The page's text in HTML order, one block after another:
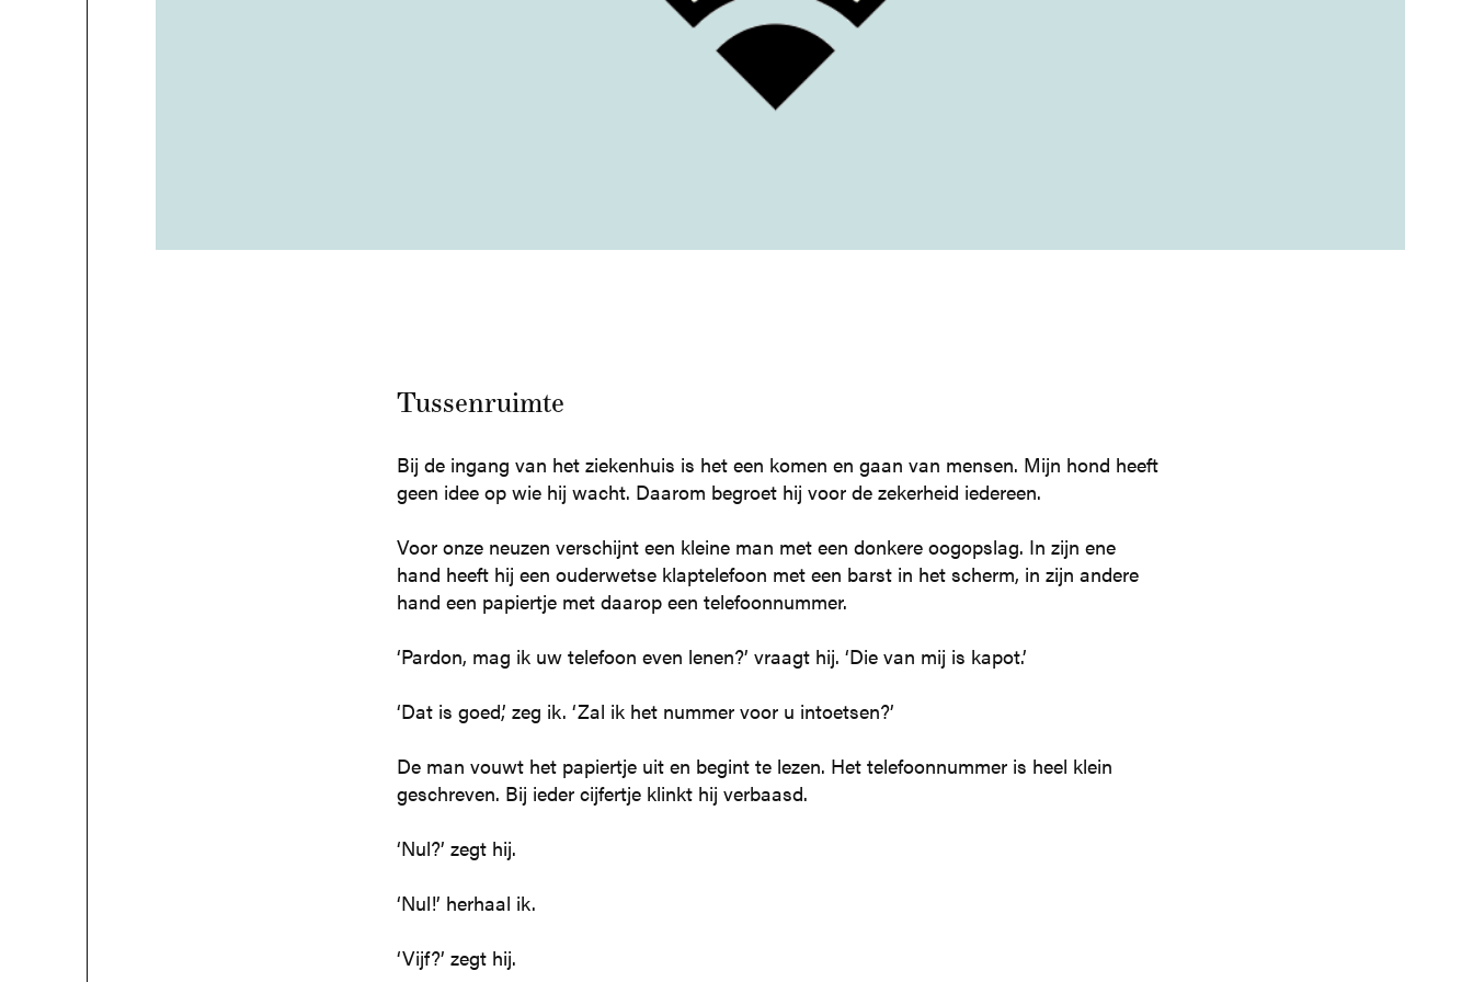
Tussenruimte
Bij de ingang van het ziekenhuis is het een komen en gaan van mensen. Mijn hond heeft
geen idee op wie hij wacht. Daarom begroet hij voor de zekerheid iedereen.
Voor onze neuzen verschijnt een kleine man met een donkere oogopslag. In zijn ene
hand heeft hij een ouderwetse klaptelefoon met een barst in het scherm, in zijn andere
hand een papiertje met daarop een telefoonnummer.
‘Pardon, mag ik uw telefoon even lenen?’ vraagt hij. ‘Die van mij is kapot.’
‘Dat is goed,’ zeg ik. ‘Zal ik het nummer voor u intoetsen?’
De man vouwt het papiertje uit en begint te lezen. Het telefoonnummer is heel klein
geschreven. Bij ieder cijfertje klinkt hij verbaasd.
‘Nul?’ zegt hij.
‘Nul!’ herhaal ik.
‘Vijf?’ zegt hij.